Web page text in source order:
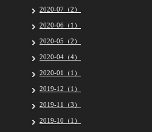
2020-07（2）
2020-06（1）
2020-05（2）
2020-04（4）
2020-01（1）
2019-12（1）
2019-11（3）
2019-10（1）